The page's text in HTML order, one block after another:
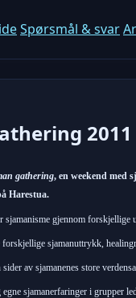
Spørsmål & svar
2011
gathering, en weekend med
Harestua.
sjamanisme gjennom forskjellige
sjamanuttrykk,
sider av sjamanenes store
egne sjamanerfaringer i grupper